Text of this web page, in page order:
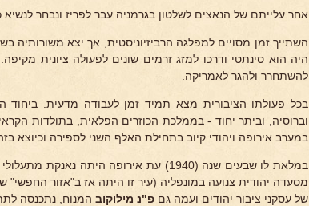
אחר עלייתם של הנאצים לשלטון בגרמניה עבר לפריז ונבחר
היה הוא סינתטי ודרכו למזג זרמים שונים לפעולה ציונית
להשתחרר ולהגר לאמריקה.
בכל פעולתו הציבורית מצא תמיד זמן לעבודה מדעית. ביחוד
וברוסיה, וביתר יחוד - בממלכת הכוזרים הפלאית, בתולדות
במערב אירופה ויהודי קיוב בתחילת האלף השני לספירה וכיוצא
במלאת לו שבעים שנה (1940) עת אירופה היתה
מסעדה יהודית צנועה במונפליה (עיר זו היתה אז ב"אזור
של עסקני ציבור יהודים ועמה גם פ"נ מילוקוב המנוח, נתכנסה